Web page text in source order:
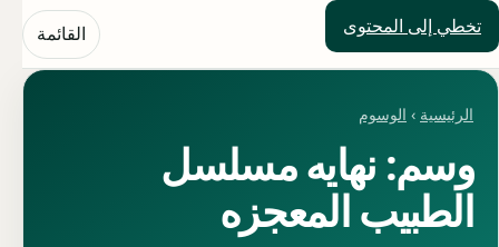
تخطي إلى المحتوى
حلول العالم القائمة
الرئيسية › الوسوم
وسم: نهايه مسلسل
الطبيب المعجزه